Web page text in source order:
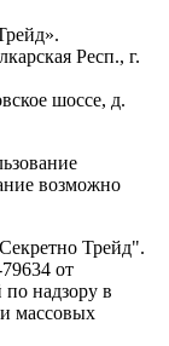
Респ., г.
шоссе, д.
возможно
Трейд".
от
надзору в
массовых